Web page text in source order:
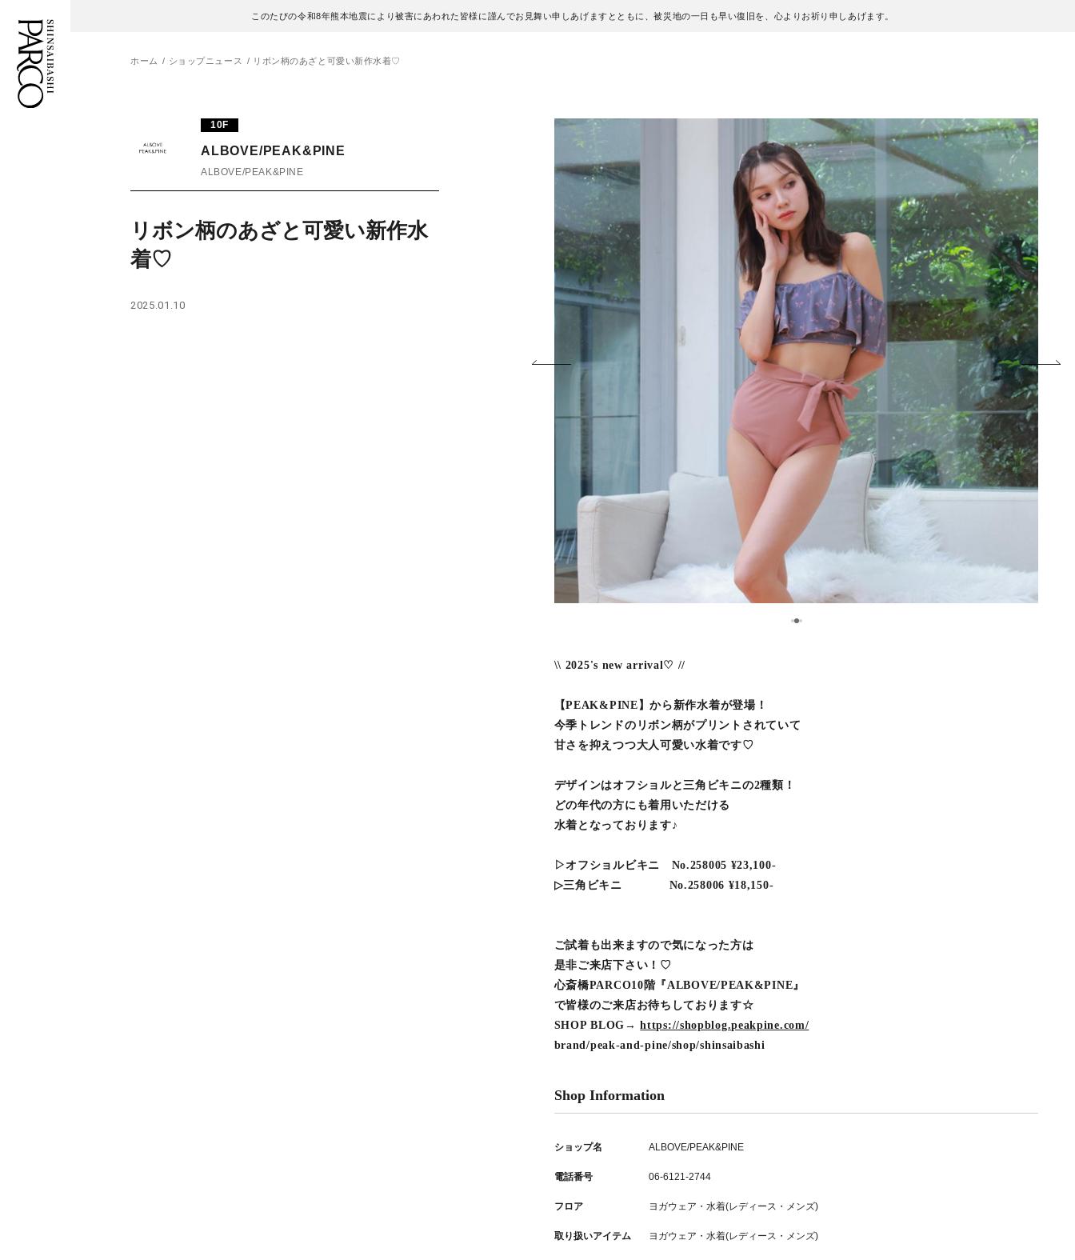
このたびの令和8年熊本地震により被害にあわれた皆様に謹んでお見舞い申しあげますとともに、被災地の一日も早い復旧を、心よりお祈り申しあげます。
施設案内・アクセス
ホーム ショップニュース リボン柄のあざと可愛い新作水着♡
10F
ALBOVE/PEAK&PINE
ALBOVE/PEAK&PINE
リボン柄のあざと可愛い新作水
着♡
2025.01.10
123
\\ 2025's new arrival♡ //
【PEAK&PINE】から新作水着が登場！
今季トレンドのリボン柄がプリントされていて
甘さを抑えつつ大人可愛い水着です♡
デザインはオフショルと三角ビキニの2種類！
どの年代の方にも着用いただける
水着となっております♪
▷オフショルビキニ No.258005 ¥23,100-
▷三角ビキニ No.258006 ¥18,150-
ご試着も出来ますので気になった方は
是非ご来店下さい！♡
心斎橋PARCO10階『ALBOVE/PEAK&PINE』
で皆様のご来店お待ちしております☆
SHOP BLOG→https://shopblog.peakpine.com/
brand/peak-and-pine/shop/shinsaibashi
Shop Information
ショップ名 ALBOVE/PEAK&PINE
電話番号 06-6121-2744
フロア ヨガウェア・水着(レディース・メンズ)
取り扱いアイテム ヨガウェア・水着(レディース・メンズ)